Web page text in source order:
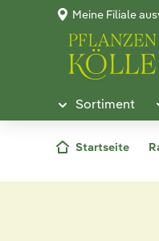
Meine Filiale
Sortiment
Startseite